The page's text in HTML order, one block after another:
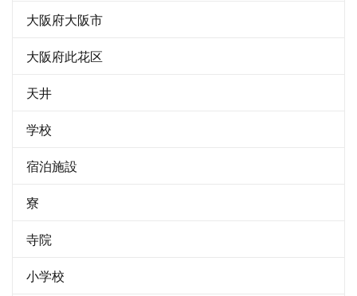
大阪府大阪市
大阪府此花区
天井
学校
宿泊施設
寮
寺院
小学校